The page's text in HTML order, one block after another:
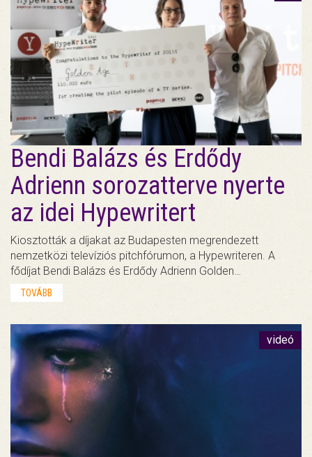
Bendi Balázs és Erdődy
Adrienn sorozatterve nyerte
az idei Hypewritert
Kiosztották a díjakat az Budapesten megrendezett
nemzetközi televíziós pitchfórumon, a Hypewriteren. A
fődíjat Bendi Balázs és Erdődy Adrienn Golden…
TOVÁBB
videó